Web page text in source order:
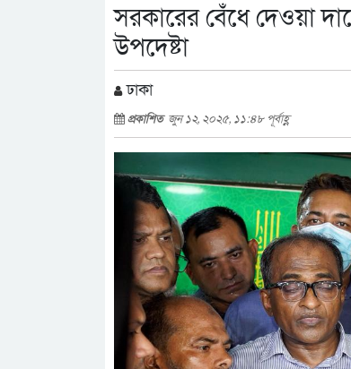
সরকারের বেঁধে দেওয়া
উপদেষ্টা
ঢাকা
প্রকাশিত জুন ১২, ২০২৫, ১১:৪৮ পূর্বাহ্ণ